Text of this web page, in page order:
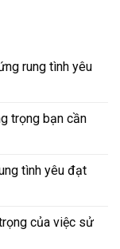
rung tình yêu
trọng bạn cần
tình yêu đạt
của việc sử